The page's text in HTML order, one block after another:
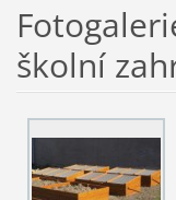
školní